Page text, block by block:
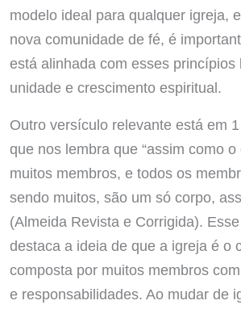
modelo ideal para qualquer igreja,
nova comunidade de fé, é
está alinhada com esses princípios
unidade e crescimento espiritual.
Outro versículo relevante está em
que nos lembra que “assim como
muitos membros, e todos os
sendo muitos, são um só corpo,
(Almeida Revista e Corrigida).
destaca a ideia de que a igreja é o
composta por muitos membros
e responsabilidades. Ao mudar de